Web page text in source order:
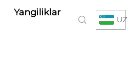
Yangiliklar
UZ